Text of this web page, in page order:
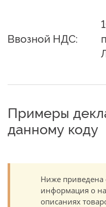
Ввозной НДС:
Примеры
данному коду
Ниже приведена
информация о
описаниях